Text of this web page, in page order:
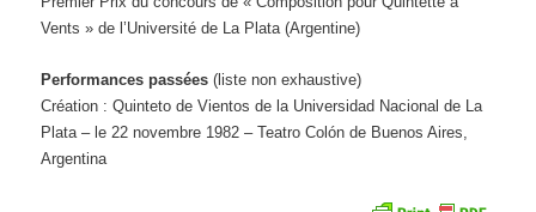
Vents » de l’Université de La Plata (Argentine)
Performances passées(liste non exhaustive)
Création : Quinteto de Vientos de la Universidad Nacional de La
Plata – le 22 novembre 1982 – Teatro Colón de Buenos Aires,
Argentina